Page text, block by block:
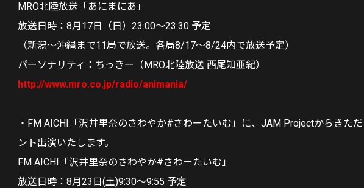
MRO北陸放送「あにまにあ」
放送日時：8月17日（日）23:00〜23:30 予定
（新潟～沖縄まで11局で放送。各局8/17～8/24内で放送予定）
パーソナリティ：ちっきー（MRO北陸放送 西尾知亜紀）
http://www.mro.co.jp/radio/animania/
・FM AICHI「沢井里奈のさわやか#さわーたいむ」に、JAM Projectからきた
ント出演いたします。
FM AICHI「沢井里奈のさわやか#さわーたいむ」
放送日時：8月23日(土)9:30～9:55 予定